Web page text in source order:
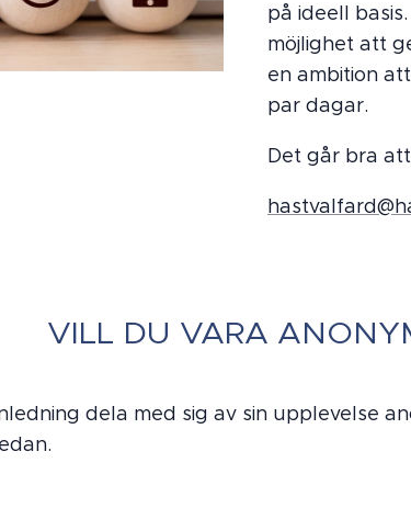
på ideell
möjlighet att
en ambition
par dagar.
Det går bra
VILL DU VARA
dela med sig av sin upplevelse